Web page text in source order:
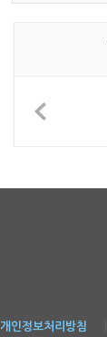
개인정보처리방침